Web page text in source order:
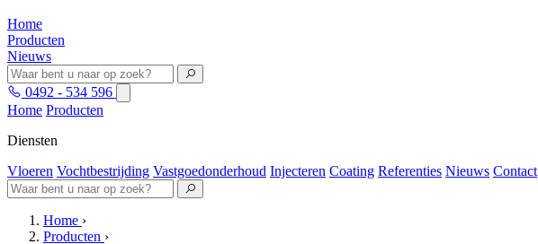
Home
Producten
Nieuws
0492 - 534 596
Home Producten
Diensten
Vloeren Vochtbestrijding Vastgoedonderhoud Injecteren Coating Referenties Nieuws Contact
Home ›
Producten ›